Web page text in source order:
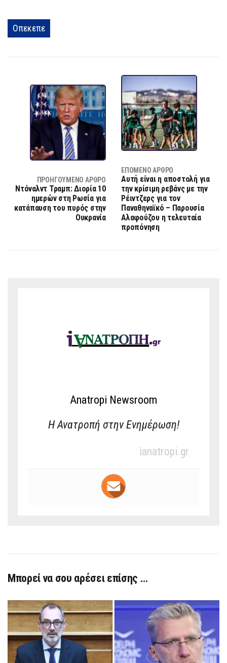
Οπεκεπε
ΠΡΟΗΓΟΎΜΕΝΟ ΆΡΘΡΟ
Ντόναλντ Τραμπ: Διορία 10
ημερών στη Ρωσία για
κατάπαυση του πυρός στην
Ουκρανία
ΕΠΌΜΕΝΟ ΆΡΘΡΟ
Αυτή είναι η αποστολή για
την κρίσιμη ρεβάνς με την
Ρέιντζερς για τον
Παναθηναϊκό – Παρουσία
Αλαφούζου η τελευταία
προπόνηση
Anatropi Newsroom
Η Ανατροπή στην Ενημέρωση!
ianatropi.gr
Μπορεί να σου αρέσει επίσης …